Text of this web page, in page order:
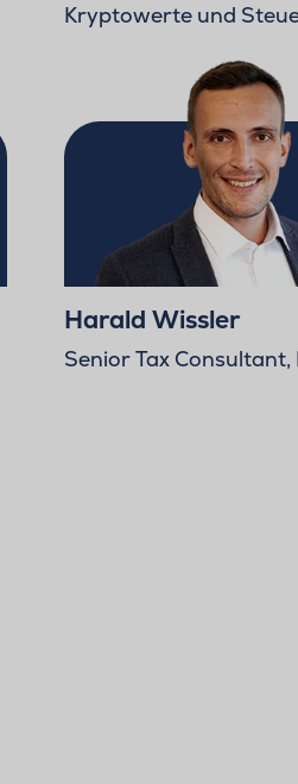
Kryptowerte und
Harald Wissler
Senior Tax Consultant,